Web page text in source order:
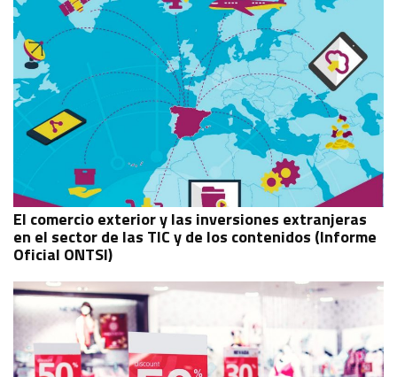
El comercio exterior y las inversiones extranjeras
en el sector de las TIC y de los contenidos (Informe
Oficial ONTSI)